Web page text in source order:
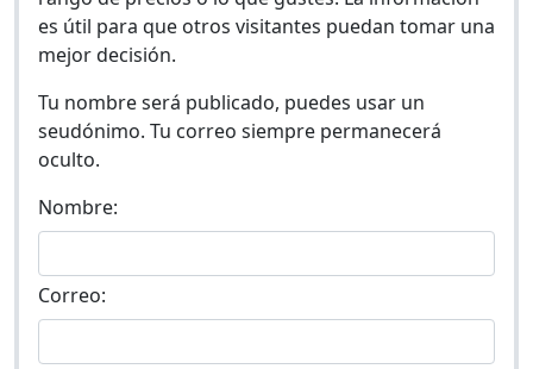
es útil para que otros visitantes puedan tomar una
mejor decisión.
Tu nombre será publicado, puedes usar un
seudónimo. Tu correo siempre permanecerá
oculto.
Nombre:
Correo: